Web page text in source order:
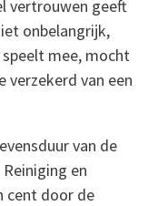
vertrouwen geeft
onbelangrijk,
mee, mocht
verzekerd van een
van de
en
cent door de